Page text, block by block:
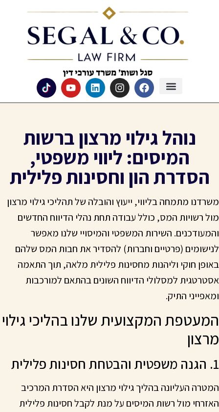
נוהל גילוי מרצון ברשות
המיסים: ליווי משפטי,
הסדרת הון וחסינות פלילית
משרדנו מתמחה בליווי, ייעוץ והובלה של תהליכי גילוי מרצון
מול רשויות המס, כולל עבודה תחת נהלי הדיווח החדשים
והמעודכנים. השירות המשפטי והמיסויי שלנו מאפשר
לנישומים (פרטיים וחברות) להסדיר את חבות המס שלהם
באופן חוקי וליהנות מחסינות פלילית מלאה, תוך התאמה
אסטרטגית למסלולי הדיווח השונים בהתאם למורכבות
ומאפייני התיק.
המעטפת המקצועית שלנו בהליכי גילוי
מרצון
1. הגנה משפטית והבטחת חסינות פלילית
המטרה העליונה בהליך גילוי מרצון היא הסדרת המרכיב
האזרחי מול רשות המיסים על מנת לקבל חסינות פלילית